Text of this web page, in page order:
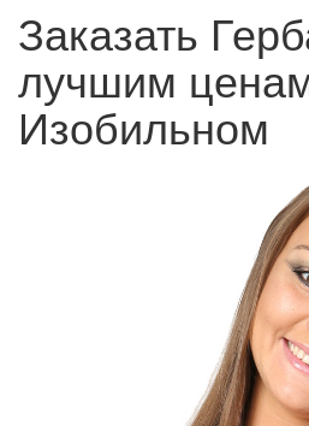
Заказать
лучшим
Изобильном